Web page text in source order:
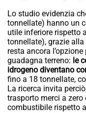
Lo studio evidenzia
tonnellate) hanno un
utile inferiore rispetto
tonnellate), grazie
resta ancora
guadagna terreno: le
idrogeno diventano
fino a 18 tonnellate,
La ricerca invita
trasporto merci a
combustibile rispetto